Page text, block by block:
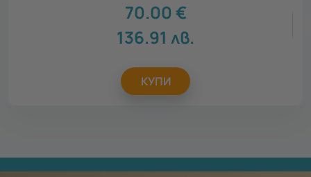
70.00 €
136.91 лв.
КУПИ